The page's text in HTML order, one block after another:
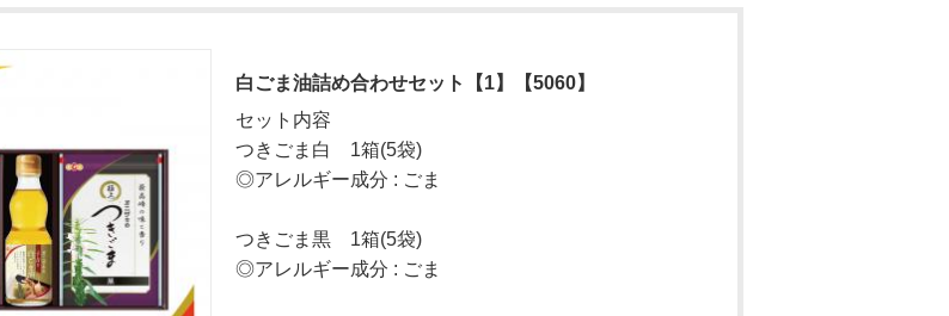
白ごま油詰め合わせセット【1】【5060】
セット内容
つきごま白 1箱(5袋)
◎アレルギー成分 : ごま
つきごま黒 1箱(5袋)
◎アレルギー成分 : ごま